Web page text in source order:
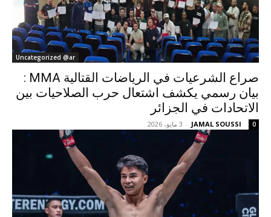
Uncategorized @ar
صراع الشرعيات في الرياضات القتالية MMA :
بيان رسمي يكشف اشتعال حرب الصلاحيات بين
الاتحادات في الجزائر
JAMAL SOUSSI
- 3 مايو، 2026 0